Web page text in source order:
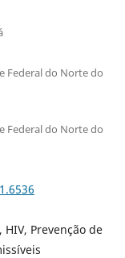
Federal do Norte do
Federal do Norte do
HIV, Prevenção de